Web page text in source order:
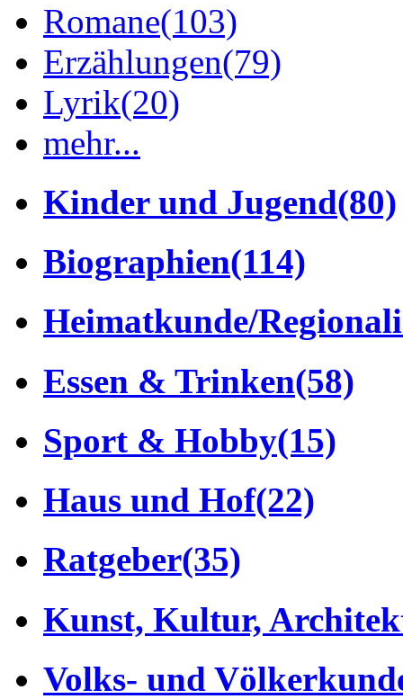
Romane(103)
Erzählungen(79)
Lyrik(20)
mehr...
Kinder und Jugend(80)
Biographien(114)
Heimatkunde/
Essen & Trinken(58)
Sport & Hobby(15)
Haus und Hof(22)
Ratgeber(35)
Kunst, Kultur,
Volks- und